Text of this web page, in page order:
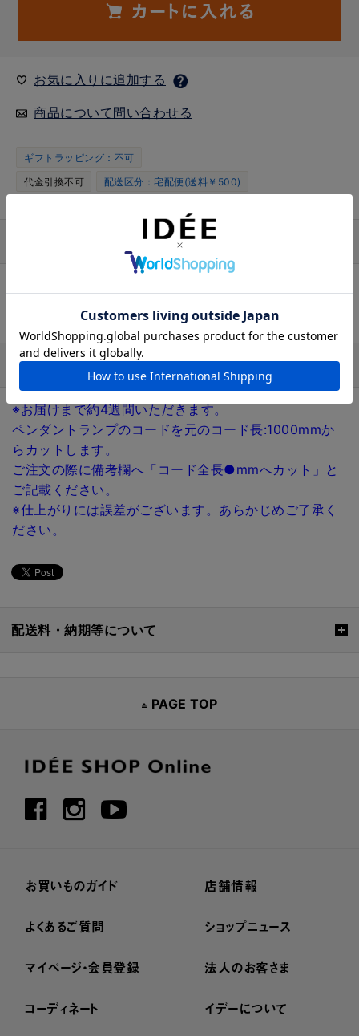
お気に入りに追加する
商品について問い合わせる
ギフトラッピング：不可
代金引換不可
配送区分：宅配便(送料￥500)
カット
商品詳細説明
※お届けまで約4週間いただきます。
ペンダントランプのコードを元のコード長:1000mmか
らカットします。
ご注文の際に備考欄へ「コード全長●mmへカット」と
ご記載ください。
※仕上がりには誤差がございます。あらかじめご了承く
ださい。
配送料・納期等について
PAGE TOP
お買いものガイド
よくあるご質問
マイページ・会員登録
コーディネート
店舗情報
ショップニュース
法人のお客さま
イデーについて